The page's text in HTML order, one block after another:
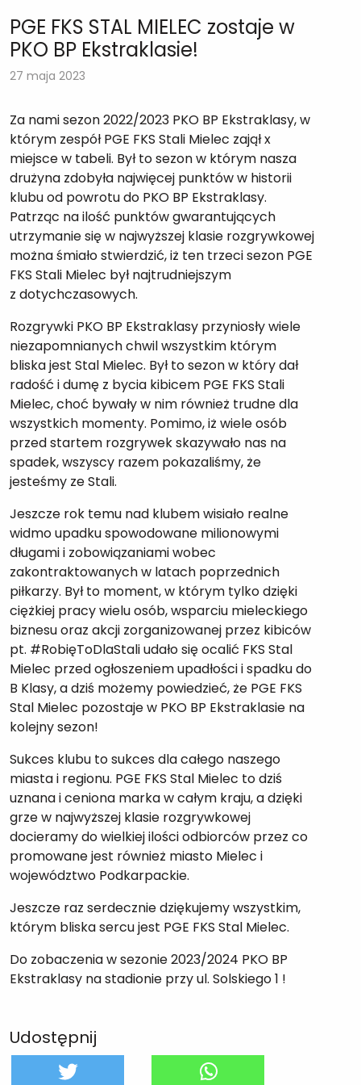
PGE FKS STAL MIELEC zostaje w
PKO BP Ekstraklasie!
27 maja 2023
Za nami sezon 2022/2023 PKO BP Ekstraklasy, w
którym zespół PGE FKS Stali Mielec zajął x
miejsce w tabeli. Był to sezon w którym nasza
drużyna zdobyła najwięcej punktów w historii
klubu od powrotu do PKO BP Ekstraklasy.
Patrząc na ilość punktów gwarantujących
utrzymanie się w najwyższej klasie rozgrywkowej
można śmiało stwierdzić, iż ten trzeci sezon PGE
FKS Stali Mielec był najtrudniejszym
z dotychczasowych.
Rozgrywki PKO BP Ekstraklasy przyniosły wiele
niezapomnianych chwil wszystkim którym
bliska jest Stal Mielec. Był to sezon w który dał
radość i dumę z bycia kibicem PGE FKS Stali
Mielec, choć bywały w nim również trudne dla
wszystkich momenty. Pomimo, iż wiele osób
przed startem rozgrywek skazywało nas na
spadek, wszyscy razem pokazaliśmy, że
jesteśmy ze Stali.
Jeszcze rok temu nad klubem wisiało realne
widmo upadku spowodowane milionowymi
długami i zobowiązaniami wobec
zakontraktowanych w latach poprzednich
piłkarzy. Był to moment, w którym tylko dzięki
ciężkiej pracy wielu osób, wsparciu mieleckiego
biznesu oraz akcji zorganizowanej przez kibiców
pt. #RobięToDlaStali udało się ocalić FKS Stal
Mielec przed ogłoszeniem upadłości i spadku do
B Klasy, a dziś możemy powiedzieć, że PGE FKS
Stal Mielec pozostaje w PKO BP Ekstraklasie na
kolejny sezon!
Sukces klubu to sukces dla całego naszego
miasta i regionu. PGE FKS Stal Mielec to dziś
uznana i ceniona marka w całym kraju, a dzięki
grze w najwyższej klasie rozgrywkowej
docieramy do wielkiej ilości odbiorców przez co
promowane jest również miasto Mielec i
województwo Podkarpackie.
Jeszcze raz serdecznie dziękujemy wszystkim,
którym bliska sercu jest PGE FKS Stal Mielec.
Do zobaczenia w sezonie 2023/2024 PKO BP
Ekstraklasy na stadionie przy ul. Solskiego 1 !
Udostępnij